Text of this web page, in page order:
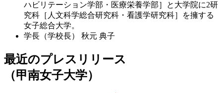
ハビリテーション学部・医療栄養学部］と大学院に2研
究科［人文科学総合研究科・看護学研究科］を擁する
女子総合大学。
学長（学校長）
秋元 典子
最近のプレスリリース
（甲南女子大学）